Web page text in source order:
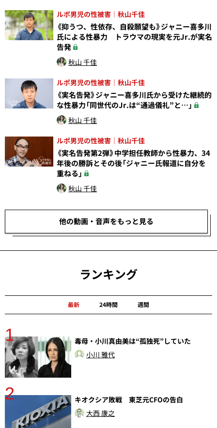
ルポ男児の性被害｜秋山千佳
《抑うつ、性依存、自殺願望も》ジャニー喜多川
氏による性暴力 トラウマの現実を元Jr.が実名
告発
秋山 千佳
ルポ男児の性被害｜秋山千佳
《実名告発》ジャニー喜多川氏から受けた継続的
な性暴力「同世代のJr.は“通過儀礼”と…」
秋山 千佳
ルポ男児の性被害｜秋山千佳
《実名告発第2弾》中学担任教師から性暴力、34
年後の勝訴とその後「ジャニー氏報道に自分を
重ねる」
秋山 千佳
他の動画・音声をもっと見る
ランキング
最新 24時間 週間
1
毒母・小川真由美は“孤独死”していた
小川 雅代
2
キオクシア敗戦 東芝元CFOの告白
大西 康之